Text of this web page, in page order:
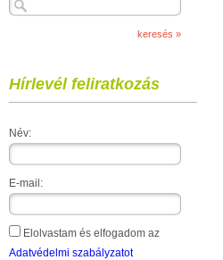
Hírlevél feliratkozás
Név:
E-mail:
Elolvastam és elfogadom az
Adatvédelmi szabályzatot